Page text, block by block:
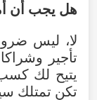
هل يجب أن
لا، ليس
تأجير
يتيح لك
تكن تمتلك